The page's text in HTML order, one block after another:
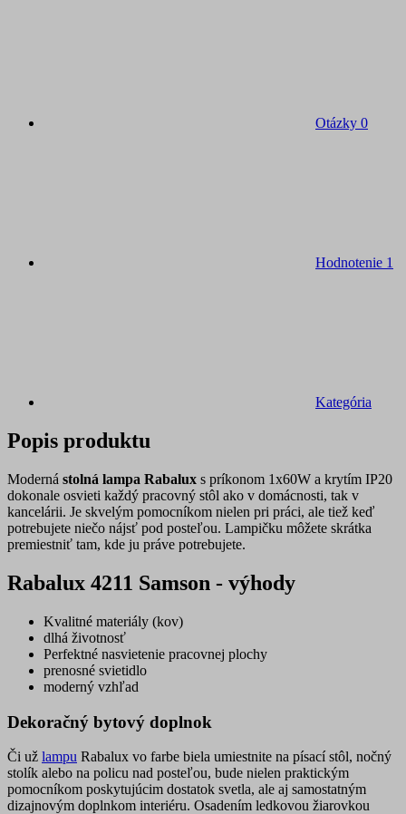
Otázky 0
Hodnotenie 1
Kategória
Popis produktu
Moderná stolná lampa Rabalux s príkonom 1x60W a krytím IP20
dokonale osvieti každý pracovný stôl ako v domácnosti, tak v
kancelárii. Je skvelým pomocníkom nielen pri práci, ale tiež keď
potrebujete niečo nájsť pod posteľou. Lampičku môžete skrátka
premiestniť tam, kde ju práve potrebujete.
Rabalux 4211 Samson - výhody
Kvalitné materiály (kov)
dlhá životnosť
Perfektné nasvietenie pracovnej plochy
prenosné svietidlo
moderný vzhľad
Dekoračný bytový doplnok
Či už lampu Rabalux vo farbe biela umiestnite na písací stôl, nočný
stolík alebo na policu nad posteľou, bude nielen praktickým
pomocníkom poskytujúcim dostatok svetla, ale aj samostatným
dizajnovým doplnkom interiéru. Osadením ledkovou žiarovkou